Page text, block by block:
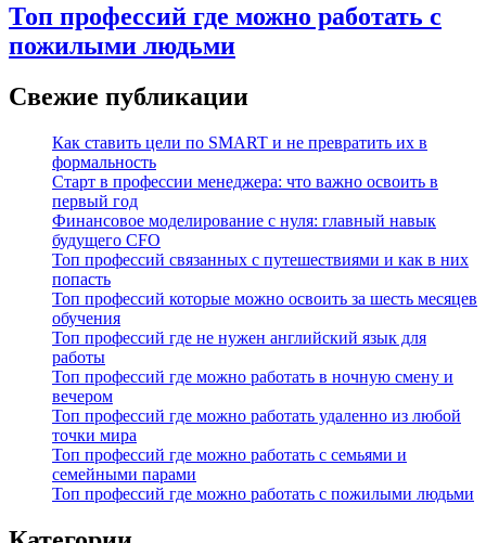
Топ профессий где можно работать с
пожилыми людьми
Свежие публикации
Как ставить цели по SMART и не превратить их в
формальность
Старт в профессии менеджера: что важно освоить в
первый год
Финансовое моделирование с нуля: главный навык
будущего CFO
Топ профессий связанных с путешествиями и как в них
попасть
Топ профессий которые можно освоить за шесть месяцев
обучения
Топ профессий где не нужен английский язык для
работы
Топ профессий где можно работать в ночную смену и
вечером
Топ профессий где можно работать удаленно из любой
точки мира
Топ профессий где можно работать с семьями и
семейными парами
Топ профессий где можно работать с пожилыми людьми